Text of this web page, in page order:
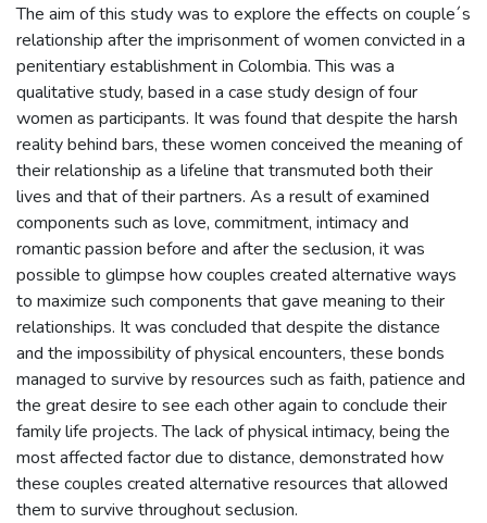
The aim of this study was to explore the effects on couple´s
relationship after the imprisonment of women convicted in a
penitentiary establishment in Colombia. This was a
qualitative study, based in a case study design of four
women as participants. It was found that despite the harsh
reality behind bars, these women conceived the meaning of
their relationship as a lifeline that transmuted both their
lives and that of their partners. As a result of examined
components such as love, commitment, intimacy and
romantic passion before and after the seclusion, it was
possible to glimpse how couples created alternative ways
to maximize such components that gave meaning to their
relationships. It was concluded that despite the distance
and the impossibility of physical encounters, these bonds
managed to survive by resources such as faith, patience and
the great desire to see each other again to conclude their
family life projects. The lack of physical intimacy, being the
most affected factor due to distance, demonstrated how
these couples created alternative resources that allowed
them to survive throughout seclusion.